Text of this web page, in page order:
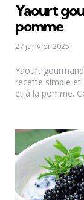
Yaourt
pomme
27 janvier 2025
Yaourt
recette simple et
et à la pomme.